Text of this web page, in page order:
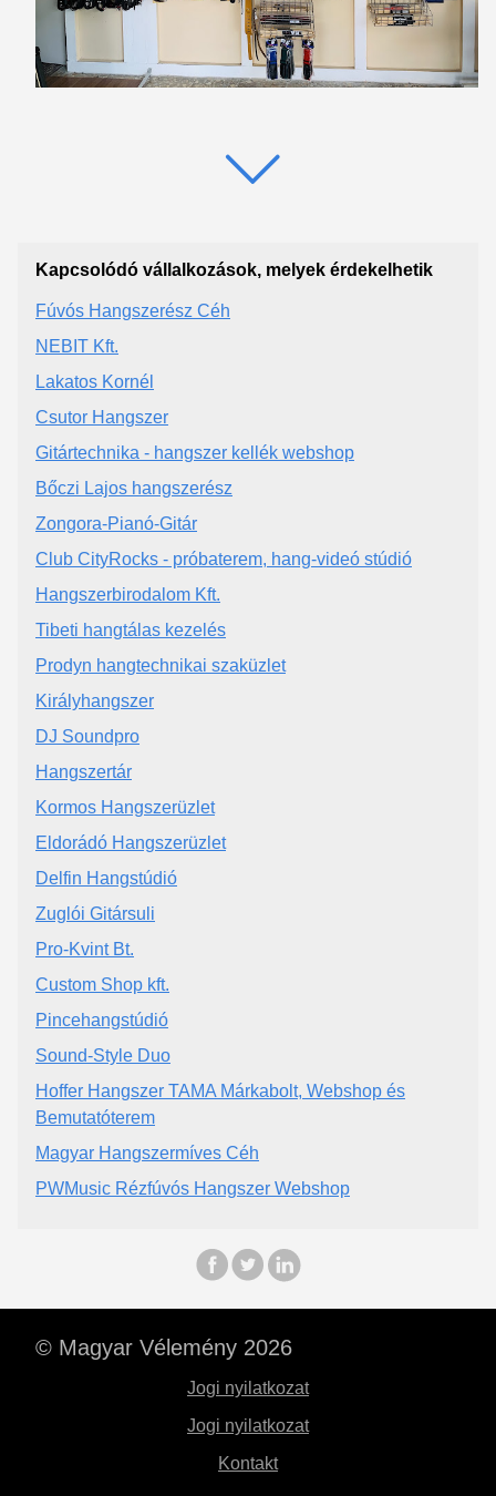
Kapcsolódó vállalkozások, melyek érdekelhetik
Fúvós Hangszerész Céh
NEBIT Kft.
Lakatos Kornél
Csutor Hangszer
Gitártechnika - hangszer kellék webshop
Bőczi Lajos hangszerész
Zongora-Pianó-Gitár
Club CityRocks - próbaterem, hang-videó stúdió
Hangszerbirodalom Kft.
Tibeti hangtálas kezelés
Prodyn hangtechnikai szaküzlet
Királyhangszer
DJ Soundpro
Hangszertár
Kormos Hangszerüzlet
Eldorádó Hangszerüzlet
Delfin Hangstúdió
Zuglói Gitársuli
Pro-Kvint Bt.
Custom Shop kft.
Pincehangstúdió
Sound-Style Duo
Hoffer Hangszer TAMA Márkabolt, Webshop és
Bemutatóterem
Magyar Hangszermíves Céh
PWMusic Rézfúvós Hangszer Webshop
© Magyar Vélemény 2026
Jogi nyilatkozat
Jogi nyilatkozat
Kontakt